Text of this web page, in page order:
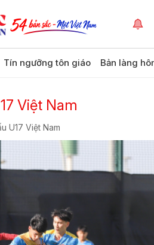
Tín ngưỡng tôn giáo Bản làng
Việt Nam
U17 Việt Nam